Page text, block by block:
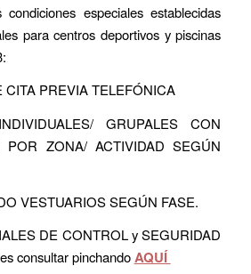
especiales establecidas
para centros deportivos y piscinas
CITA PREVIA TELEFÓNICA
GRUPALES CON
POR ZONA/ ACTIVIDAD SEGÚN
VESTUARIOS SEGÚN FASE.
DE CONTROL y SEGURIDAD
consultar pinchandoAQUÍ